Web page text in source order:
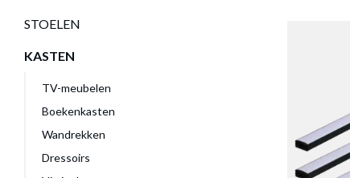
STOELEN
KASTEN
TV-meubelen
Boekenkasten
Wandrekken
Dressoirs